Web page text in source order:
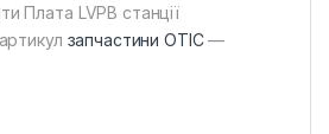
Плата LVPB станції
запчастини ОТІС—